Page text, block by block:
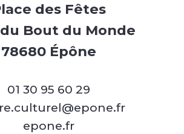
des Fêtes
Bout du Monde
78680 Épône
01 30 95 60 29
epone.fr